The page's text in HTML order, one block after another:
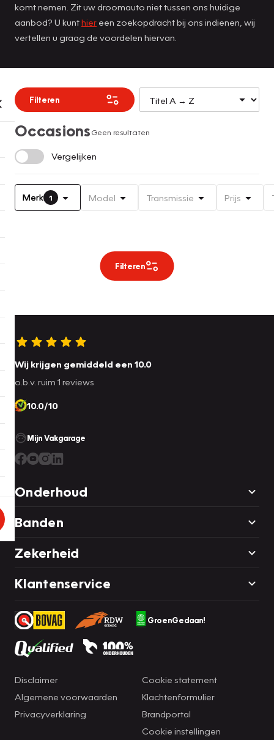
komt nemen. Zit uw droomauto niet tussen ons huidige
aanbod? U kunthier een zoekopdracht bij ons indienen, wij
vertellen u graag de voordelen hiervan.
Filteren
OccasionsGeen resultaten
Vergelijken
Merk 1 Model Transmissie Prijs
Filteren
Wij krijgen gemiddeld een 10.0
o.b.v. ruim 1 reviews
10.0/10
Mijn Vakgarage
Onderhoud
Banden
Zekerheid
Klantenservice
GroenGedaan!
Disclaimer
Algemene voorwaarden
Privacyverklaring
Cookie statement
Klachtenformulier
Brandportal
Cookie instellingen